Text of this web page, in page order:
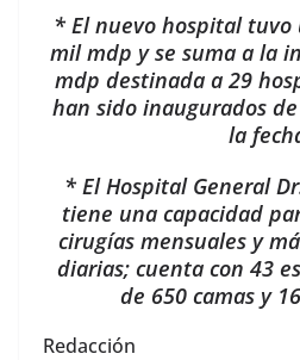
* El nuevo hospital tuvo
mil mdp y se suma a la
mdp destinada a 29
han sido inaugurados
la
* El Hospital General
tiene una capacidad
cirugías mensuales y
diarias; cuenta con 43
de 650 camas y
Redacción